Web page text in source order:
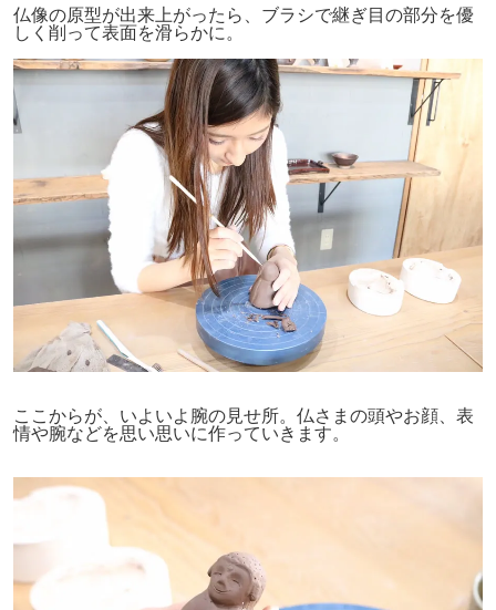
仏像の原型が出来上がったら、ブラシで継ぎ目の部分を優
しく削って表面を滑らかに。
ここからが、いよいよ腕の見せ所。仏さまの頭やお顔、表
情や腕などを思い思いに作っていきます。